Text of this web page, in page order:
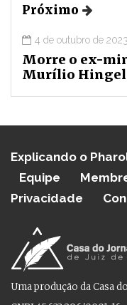
Próximo
4 de outubro de 2023
Morre o ex-
Murílio Hingel
Explicando o
Equipe
Privacidade
Uma produção da Casa